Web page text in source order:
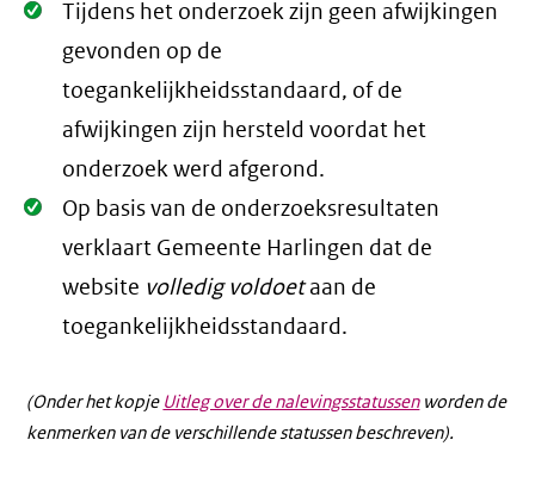
Oké.
Tijdens het onderzoek zijn geen afwijkingen
gevonden op de
toegankelijkheidsstandaard, of de
afwijkingen zijn hersteld voordat het
onderzoek werd afgerond.
Oké.
Op basis van de onderzoeksresultaten
verklaart Gemeente Harlingen dat de
website volledig voldoetaan de
toegankelijkheidsstandaard.
(Onder het kopje Uitleg over de nalevingsstatussenworden de
kenmerken van de verschillende statussen beschreven).